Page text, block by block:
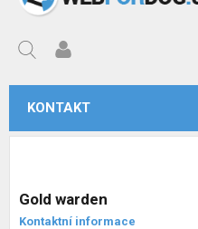
KONTAKT
Gold warden
Kontaktní informace